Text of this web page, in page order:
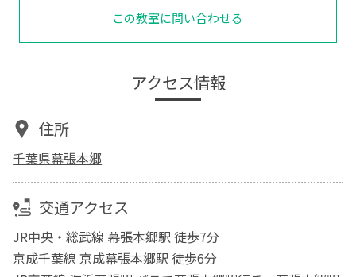
この教室に問い合わせる
アクセス情報
住所
千葉県幕張本郷
交通アクセス
JR中央・総武線 幕張本郷駅 徒歩7分
京成千葉線 京成幕張本郷駅 徒歩6分